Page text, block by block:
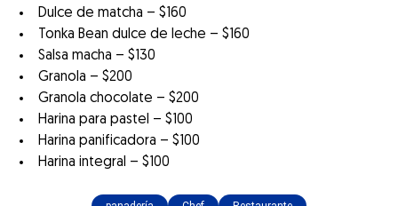
Dulce de matcha – $160
Tonka Bean dulce de leche – $160
Salsa macha – $130
Granola – $200
Granola chocolate – $200
Harina para pastel – $100
Harina panificadora – $100
Harina integral – $100